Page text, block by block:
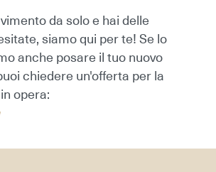
da solo e hai delle
siamo qui per te! Se lo
anche posare il tuo nuovo
chiedere un'offerta per la
opera: